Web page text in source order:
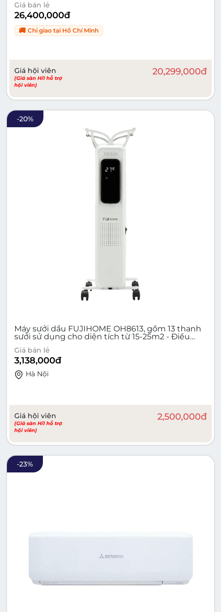
Giá bán lẻ
26,400,000đ
🚚 Chỉ giao tại Hồ Chí Minh
Giá hội viên
(Giá sàn Hi1 hỗ trợ
hội viên)
20,299,000đ
-20%
Máy sưởi dầu FUJIHOME OH8613, gồm 13 thanh
sưởi sử dụng cho diện tích từ 15-25m2 - Điều
Giá bán lẻ
3,138,000đ
Hà Nội
Giá hội viên
(Giá sàn Hi1 hỗ trợ
hội viên)
2,500,000đ
-23%